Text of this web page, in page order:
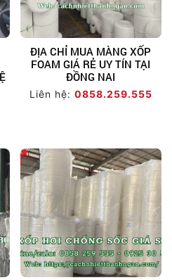
ĐỊA CHỈ MUA MÀNG XỐP
FOAM GIÁ RẺ UY TÍN TẠI
ĐỒNG NAI
Liên hệ: 0858.259.555